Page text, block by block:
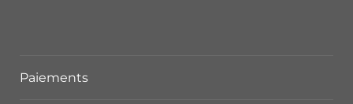
Paiements